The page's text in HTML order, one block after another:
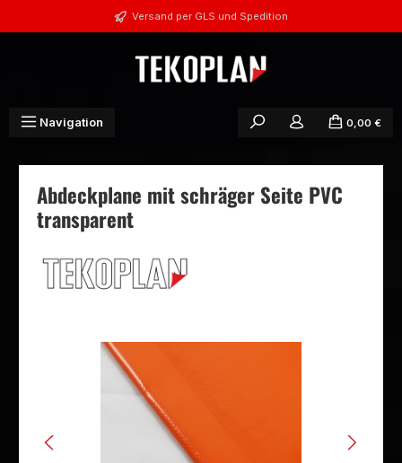
Zum Hauptinhalt springenVersand per GLS und Spedition
Navigation 0,00 €
Abdeckplane mit schräger Seite PVC
transparent
Bildergalerie überspringen